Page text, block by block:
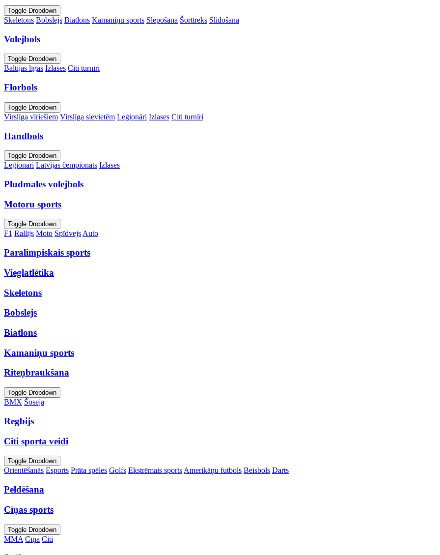
Toggle Dropdown
Skeletons Bobslejs Biatlons Kamaniņu sports Slēpošana Šorttreks Slidošana
Volejbols
Toggle Dropdown
Baltijas līgas Izlases Citi turnīri
Florbols
Toggle Dropdown
Virslīga vīriešiem Virslīga sievietēm Leģionāri Izlases Citi turnīri
Handbols
Toggle Dropdown
Leģionāri Latvijas čempionāts Izlases
Pludmales volejbols
Motoru sports
Toggle Dropdown
F1 Rallijs Moto SpīdvejsAuto
Paralimpiskais sports
Vieglatlētika
Skeletons
Bobslejs
Biatlons
Kamaniņu sports
Riteņbraukšana
Toggle Dropdown
BMX Šoseja
Regbijs
Citi sporta veidi
Toggle Dropdown
Orientēšanās Esports Prāta spēles Golfs Ekstrēmais sports Amerikāņu futbols Beisbols Darts
Peldēšana
Cīņas sports
Toggle Dropdown
MMA Cīņa Citi